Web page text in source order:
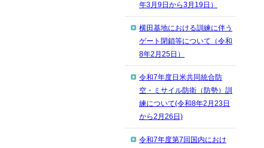
年3月9日から3月19日）
横田基地における訓練に伴う
ゲート閉鎖等について（令和
8年2月25日）
令和7年度日米共同統合防
空・ミサイル防衛（防勢）訓
練について(令和8年2月23日
から2月26日)
令和7年度第7回国内におけ